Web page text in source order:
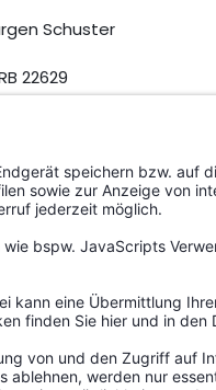
Schuster
22629
Lange Gwand
zu
vor einer